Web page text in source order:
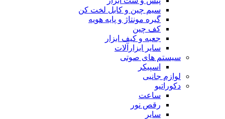
سیم چین و کابل لخت کن
گیره مونتاژ و پایه هویه
کف چین
جعبه و کیف ابزار
سایر ابزارآلات
سیستم های صوتی
اسپیکر
لوازم جانبی
دکوراتیو
ساعت
رقص نور
سایر